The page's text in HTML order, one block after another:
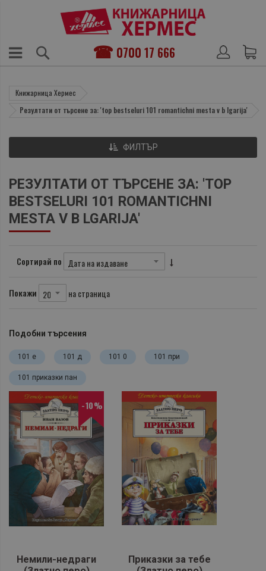
0700 17 666
Книжарница Хермес
Резултати от търсене за: 'top bestseluri 101 romantichni mesta v b lgarija'
РЕЗУЛТАТИ ОТ ТЪРСЕНЕ ЗА: 'TOP
BESTSELURI 101 ROMANTICHNI
MESTA V B LGARIJA'
Сортирай по
Покажи на страница
Подобни търсения
101 е 101 д 101 0 101 при
101 приказки пан
-10%
Немили-недраги
Приказки за тебе
ФИЛТЪР